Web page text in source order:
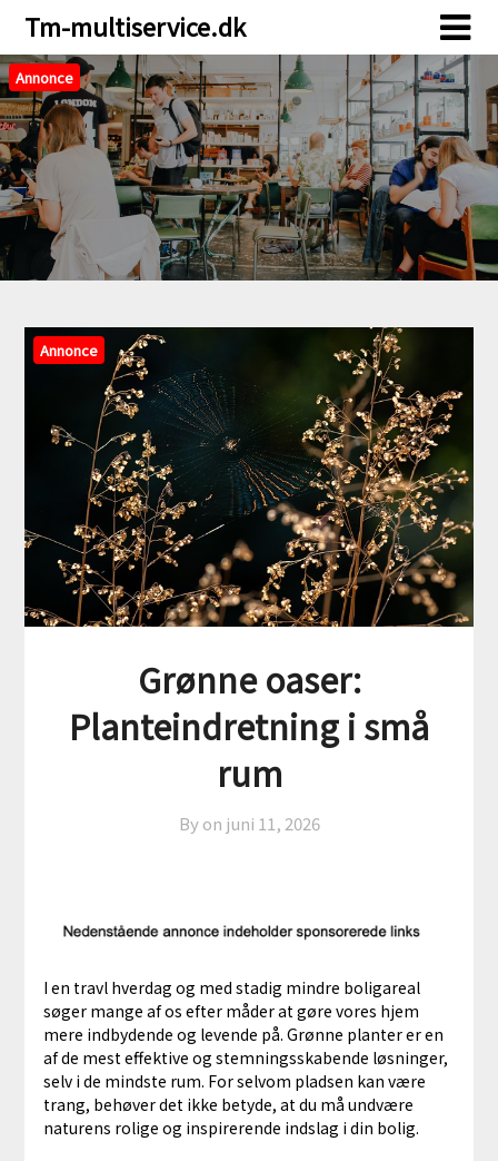
Skip
content
Skip
content
Tm-multiservice.dk
Annonce
Annonce
Grønne oaser:
Planteindretning i små
rum
By on juni 11, 2026
I en travl hverdag og med stadig mindre boligareal
søger mange af os efter måder at gøre vores hjem
mere indbydende og levende på. Grønne planter er en
af de mest effektive og stemningsskabende løsninger,
selv i de mindste rum. For selvom pladsen kan være
trang, behøver det ikke betyde, at du må undvære
naturens rolige og inspirerende indslag i din bolig.